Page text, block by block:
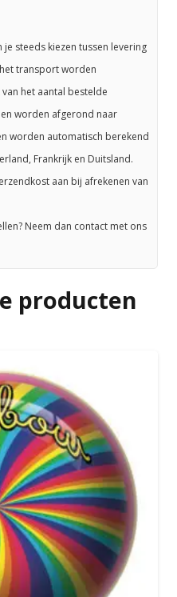
steeds kiezen tussen levering
transport worden
het aantal bestelde
worden afgerond naar
worden automatisch berekend
Frankrijk en Duitsland.
aan bij afrekenen van
Neem dan contact met ons
producten